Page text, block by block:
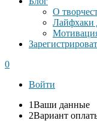
О
Лайфхаки
0
Войти
1Ваши данные
2Вариант